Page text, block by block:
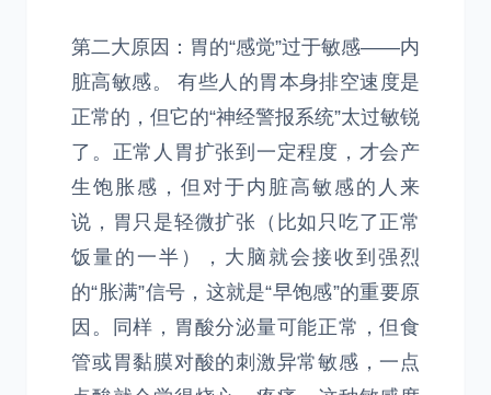
第二大原因：胃的“感觉”过于敏感——内
脏高敏感。 有些人的胃本身排空速度是
正常的，但它的“神经警报系统”太过敏锐
了。正常人胃扩张到一定程度，才会产
生饱胀感，但对于内脏高敏感的人来
说，胃只是轻微扩张（比如只吃了正常
饭量的一半），大脑就会接收到强烈
的“胀满”信号，这就是“早饱感”的重要原
因。同样，胃酸分泌量可能正常，但食
管或胃黏膜对酸的刺激异常敏感，一点